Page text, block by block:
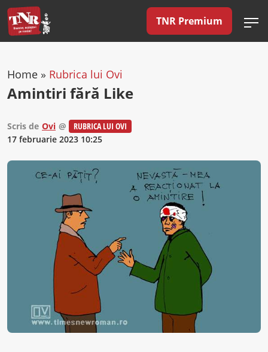
TNR Premium
Home » Rubrica lui Ovi
Amintiri fără Like
Scris de Ovi @
RUBRICA LUI OVI
17 februarie 2023 10:25